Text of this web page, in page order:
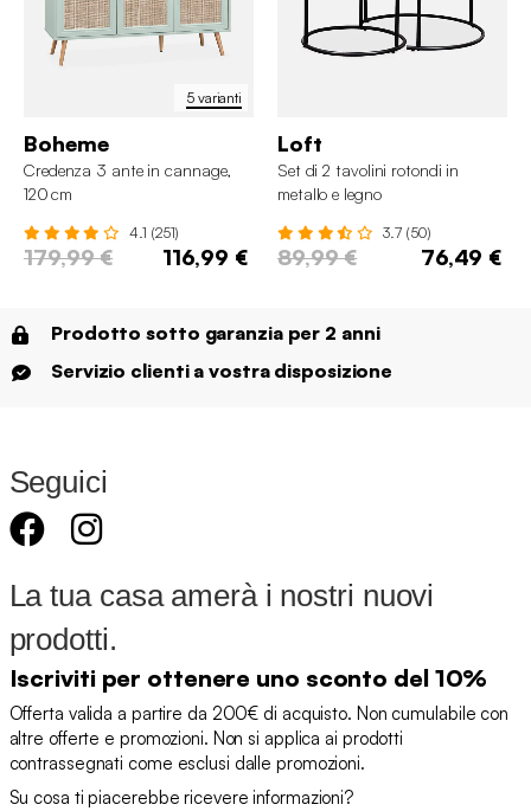
5 varianti
Boheme
Credenza 3 ante in cannage,
120 cm
4.1 (251)
179,99 € 116,99 €
Loft
Set di 2 tavolini rotondi in
metallo e legno
3.7 (50)
89,99 € 76,49 €
Prodotto sotto garanzia per 2 anni
Servizio clienti a vostra disposizione
Seguici
La tua casa amerà i nostri nuovi
prodotti.
Iscriviti per ottenere uno sconto del 10%
Offerta valida a partire da 200€ di acquisto. Non cumulabile con
altre offerte e promozioni. Non si applica ai prodotti
contrassegnati come esclusi dalle promozioni.
Su cosa ti piacerebbe ricevere informazioni?